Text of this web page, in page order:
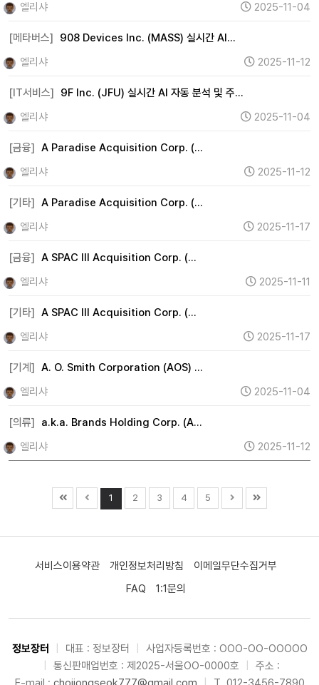
엘리샤
2025-11-04
[메타버스]
908 Devices Inc. (MASS) 실시간 AI…
엘리샤
2025-11-12
[IT서비스]
9F Inc. (JFU) 실시간 AI 자동 분석 및 주…
엘리샤
2025-11-04
[금융] A Paradise Acquisition Corp. (…
엘리샤
2025-11-12
[기타] A Paradise Acquisition Corp. (…
엘리샤
2025-11-17
[금융] A SPAC III Acquisition Corp. (…
엘리샤
2025-11-11
[기타] A SPAC III Acquisition Corp. (…
엘리샤
2025-11-17
[기계] A. O. Smith Corporation (AOS) …
엘리샤
2025-11-04
[의류]
a.k.a. Brands Holding Corp. (A…
엘리샤
2025-11-12
1 2 3 4 5
서비스이용약관 개인정보처리방침
이메일무단수집거부
FAQ
1:1문의
정보장터 대표 : 정보장터
사업자등록번호 : OOO-OO-OOOOO
통신판매업번호 : 제2025-서울OO-0000호
주소 :